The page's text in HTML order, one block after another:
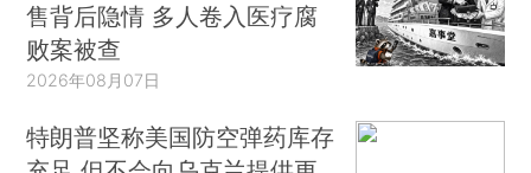
售背后隐情 多人卷入医疗腐
败案被查
2026年08月07日
特朗普坚称美国防空弹药库存